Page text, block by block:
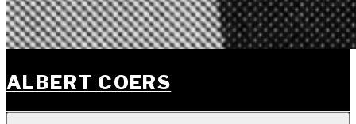
ALBERT COERS